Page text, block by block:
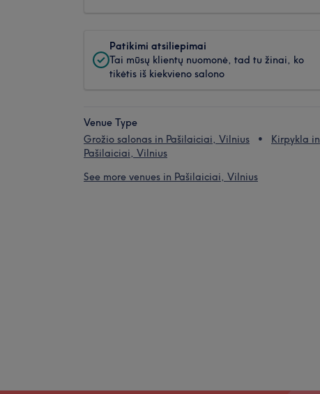
Patikimi atsiliepimai
Tai mūsų klientų nuomonė, tad tu žinai, ko
tikėtis iš kiekvieno salono
Venue Type
Grožio salonas in Pašilaiciai, Vilnius
Kirpykla in
Pašilaiciai, Vilnius
See more venues in Pašilaiciai, Vilnius